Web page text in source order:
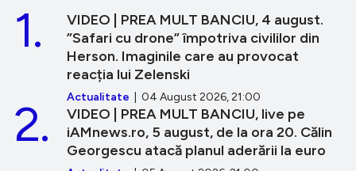
VIDEO | PREA MULT BANCIU, 4 august.
”Safari cu drone” împotriva civililor din
Herson. Imaginile care au provocat
reacția lui Zelenski
Actualitate | 04 August 2026, 21:00
1.
VIDEO | PREA MULT BANCIU, live pe
iAMnews.ro, 5 august, de la ora 20. Călin
Georgescu atacă planul aderării la euro
2.